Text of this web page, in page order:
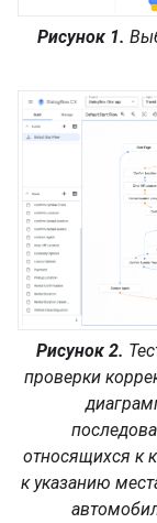
Рисунок 1.
Рисунок 2.
проверки
относящихся к
к указанию